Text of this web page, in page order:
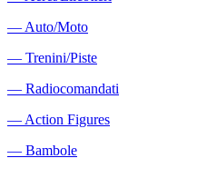
― Auto/Moto
― Trenini/Piste
― Radiocomandati
― Action Figures
― Bambole